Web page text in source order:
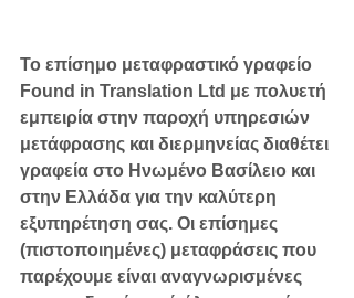
Το επίσημο μεταφραστικό γραφείο
Found in Translation Ltd με πολυετή
εμπειρία στην παροχή υπηρεσιών
μετάφρασης και διερμηνείας διαθέτει
γραφεία στο Ηνωμένο Βασίλειο και
στην Ελλάδα για την καλύτερη
εξυπηρέτηση σας. Οι επίσημες
(πιστοποιημένες) μεταφράσεις που
παρέχουμε είναι αναγνωρισμένες